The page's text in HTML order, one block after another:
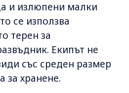
и излюпени малки
се използва
терен за
Екипът не
със среден размер
за хранене.